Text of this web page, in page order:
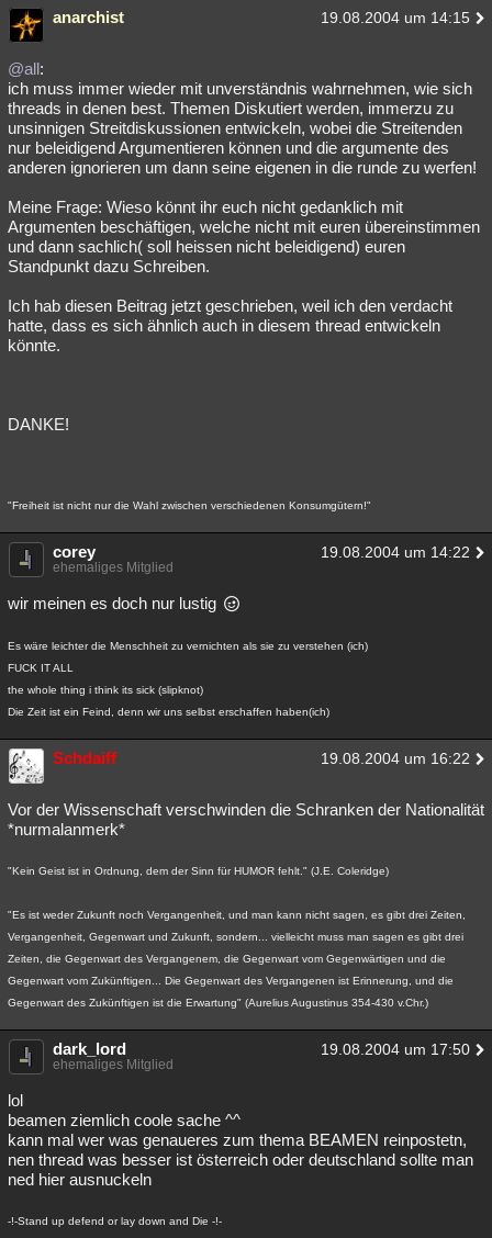
anarchist 19.08.2004 um 14:15
@all:
ich muss immer wieder mit unverständnis wahrnehmen, wie sich
threads in denen best. Themen Diskutiert werden, immerzu zu
unsinnigen Streitdiskussionen entwickeln, wobei die Streitenden
nur beleidigend Argumentieren können und die argumente des
anderen ignorieren um dann seine eigenen in die runde zu werfen!
Meine Frage: Wieso könnt ihr euch nicht gedanklich mit
Argumenten beschäftigen, welche nicht mit euren übereinstimmen
und dann sachlich( soll heissen nicht beleidigend) euren
Standpunkt dazu Schreiben.
Ich hab diesen Beitrag jetzt geschrieben, weil ich den verdacht
hatte, dass es sich ähnlich auch in diesem thread entwickeln
könnte.
DANKE!
"Freiheit ist nicht nur die Wahl zwischen verschiedenen Konsumgütern!"
corey 19.08.2004 um 14:22
ehemaliges Mitglied
wir meinen es doch nur lustig
Es wäre leichter die Menschheit zu vernichten als sie zu verstehen (ich)
FUCK IT ALL
the whole thing i think its sick (slipknot)
Die Zeit ist ein Feind, denn wir uns selbst erschaffen haben(ich)
Schdaiff 19.08.2004 um 16:22
Vor der Wissenschaft verschwinden die Schranken der Nationalität
*nurmalanmerk*
"Kein Geist ist in Ordnung, dem der Sinn für HUMOR fehlt." (J.E. Coleridge)
"Es ist weder Zukunft noch Vergangenheit, und man kann nicht sagen, es gibt drei Zeiten,
Vergangenheit, Gegenwart und Zukunft, sondern... vielleicht muss man sagen es gibt drei
Zeiten, die Gegenwart des Vergangenem, die Gegenwart vom Gegenwärtigen und die
Gegenwart vom Zukünftigen... Die Gegenwart des Vergangenen ist Erinnerung, und die
Gegenwart des Zukünftigen ist die Erwartung" (Aurelius Augustinus 354-430 v.Chr.)
dark_lord 19.08.2004 um 17:50
ehemaliges Mitglied
lol
beamen ziemlich coole sache ^^
kann mal wer was genaueres zum thema BEAMEN reinpostetn,
nen thread was besser ist österreich oder deutschland sollte man
ned hier ausnuckeln
-!-Stand up defend or lay down and Die -!-